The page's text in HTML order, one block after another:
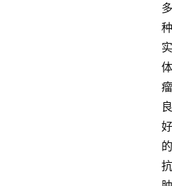
多
种
实
体
瘤
良
好
的
抗